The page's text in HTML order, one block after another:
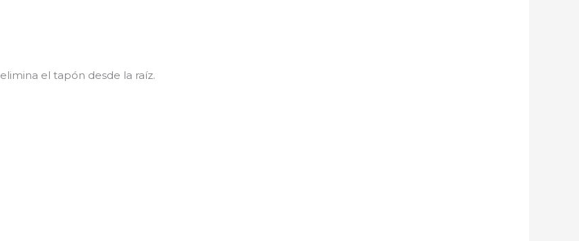
elimina el tapón desde la raíz.